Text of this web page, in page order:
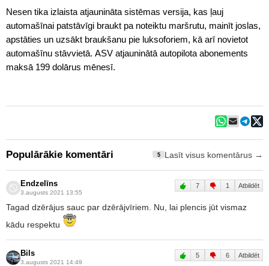
Nesen tika izlaista atjaunināta sistēmas versija, kas ļauj
automašīnai patstāvīgi braukt pa noteiktu maršrutu, mainīt joslas,
apstāties un uzsākt braukšanu pie luksoforiem, kā arī novietot
automašīnu stāvvietā. ASV atjauninātā autopilota abonements
maksā 199 dolārus mēnesī.
Populārākie komentāri 5 Lasīt visus komentārus →
Endzelīns
3.augusts 2021 13:55
7 1 Atbildēt
Tagad dzērājus sauc par dzērājvīriem. Nu, lai plencis jūt vismaz
kādu respektu
Bils
3.augusts 2021 14:49
5 6 Atbildēt